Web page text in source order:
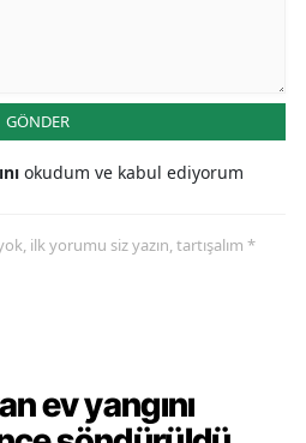
GÖNDER
okudum ve kabul ediyorum
ilk yorumu siz yazın, tartışalım *
ev yangını